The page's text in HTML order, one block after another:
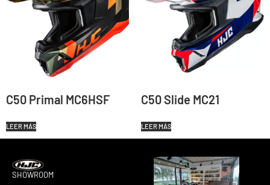
C50 Primal MC6HSF
LEER MÁS
C50 Slide MC21
LEER MÁS
SHOWROOM